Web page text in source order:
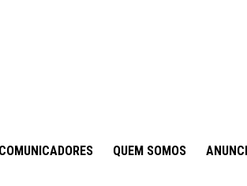
COMUNICADORES QUEM SOMOS